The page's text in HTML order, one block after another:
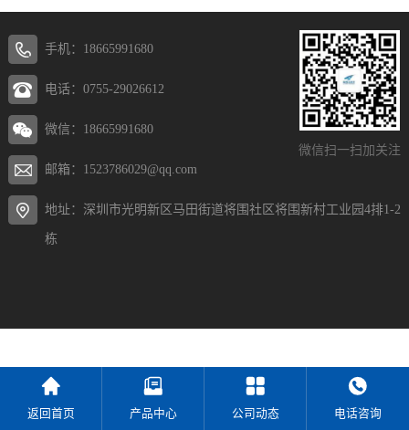
微信扫一扫加关注
手机：18665991680
电话：0755-29026612
微信：18665991680
邮箱：1523786029@qq.com
地址：深圳市光明新区马田街道将围社区将围新村工业园4排1-2
栋
返回首页 产品中心 公司动态 电话咨询